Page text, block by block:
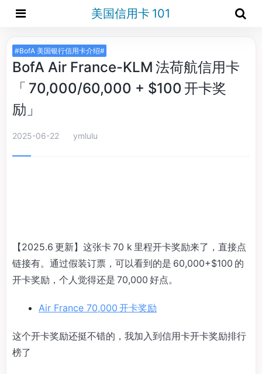
美国信用卡 101
#BofA 美国银行信用卡介绍#
BofA Air France-KLM 法荷航信用卡
「 70,000/60,000 + $100 开卡奖
励」
2025-06-22 ymlulu
【2025.6 更新】这张卡 70 k 里程开卡奖励来了，直接点
链接有。通过假装订票，可以看到的是 60,000+$100 的
开卡奖励，个人觉得还是 70,000 好点。
Air France 70,000 开卡奖励
这个开卡奖励还挺不错的，我加入到信用卡开卡奖励排行
榜了